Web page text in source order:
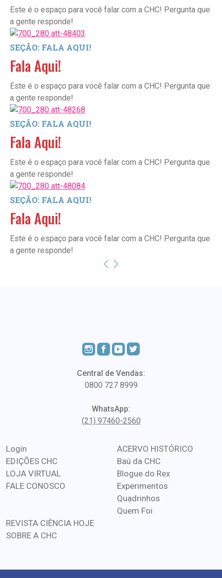
Este é o espaço para você falar com a CHC! Pergunta que
a gente responde!
SEÇÃO: FALA AQUI!
Fala Aqui!
Este é o espaço para você falar com a CHC! Pergunta que
a gente responde!
SEÇÃO: FALA AQUI!
Fala Aqui!
Este é o espaço para você falar com a CHC! Pergunta que
a gente responde!
SEÇÃO: FALA AQUI!
Fala Aqui!
Este é o espaço para você falar com a CHC! Pergunta que
a gente responde!
Central de Vendas:
0800 727 8999
WhatsApp:
(21) 97460-2560
Login
EDIÇÕES CHC
LOJA VIRTUAL
FALE CONOSCO
ACERVO HISTÓRICO
Baú da CHC
Blogue do Rex
Experimentos
Quadrinhos
Quem Foi
REVISTA CIÊNCIA HOJE
SOBRE A CHC